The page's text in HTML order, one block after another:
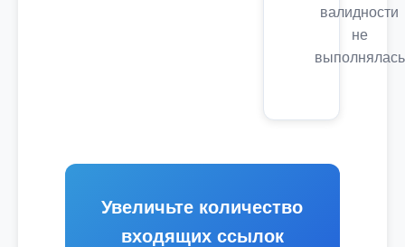
валидности
не
выполнялась
Увеличьте количество
входящих ссылок